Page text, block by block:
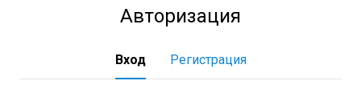
Авторизация
Вход Регистрация